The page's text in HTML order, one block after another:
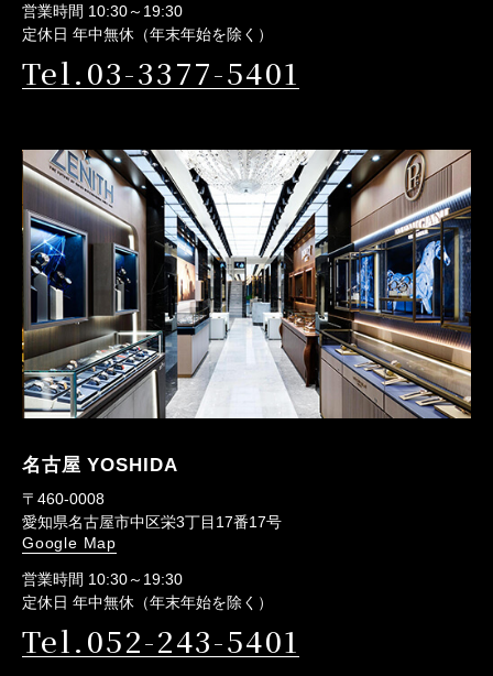
営業時間 10:30～19:30
定休日 年中無休（年末年始を除く）
Tel.03-3377-5401
名古屋 YOSHIDA
〒460-0008
愛知県名古屋市中区栄3丁目17番17号
Google Map
営業時間 10:30～19:30
定休日 年中無休（年末年始を除く）
Tel.052-243-5401